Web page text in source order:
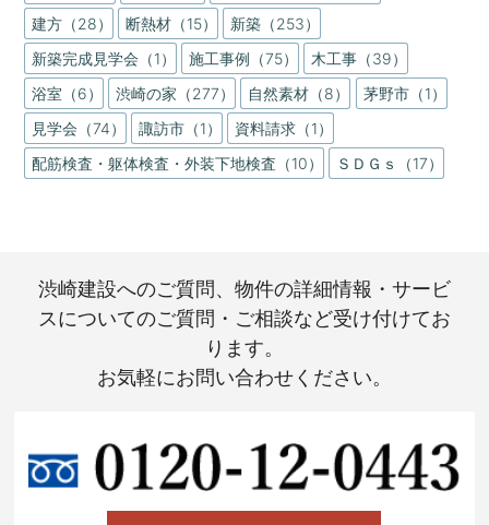
建方（28）
断熱材（15）
新築（253）
新築完成見学会（1）
施工事例（75）
木工事（39）
浴室（6）
渋崎の家（277） 自然素材（8）
茅野市（1）
見学会（74）
諏訪市（1）
資料請求（1）
配筋検査・躯体検査・外装下地検査（10）
ＳＤＧｓ（17）
渋崎建設へのご質問、物件の詳細情報・サービ
スについてのご質問・ご相談など受け付けてお
ります。
お気軽にお問い合わせください。